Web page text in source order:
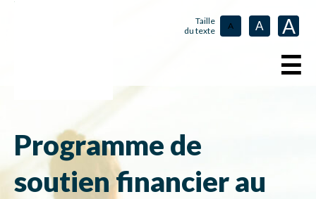
Taille
du texte
A A A
☰
Programme de
soutien financier au